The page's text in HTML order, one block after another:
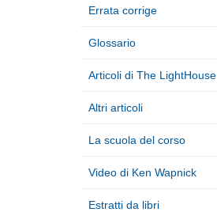
Errata corrige
Glossario
Articoli di The LightHouse
Altri articoli
La scuola del corso
Video di Ken Wapnick
Estratti da libri